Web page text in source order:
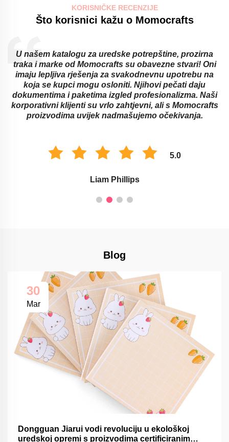
KORISNIČKE RECENZIJE
Što korisnici kažu o Momocrafts
U našem katalogu za uredske potrepštine, prozirna
traka i marke od Momocrafts su obavezne stvari! Oni
imaju lepljiva rješenja za svakodnevnu upotrebu na
koja se kupci mogu osloniti. Njihovi pečati daju
dokumentima i paketima izgled profesionalizma. Naši
korporativni klijenti su vrlo zahtjevni, ali s Momocrafts
proizvodima uvijek nadmašujemo očekivanja.
5.0
Liam Phillips
Blog
30
Mar
Dongguan Jiarui vodi revoluciju u ekološkoj
uredskoj opremi s proizvodima certificiranim